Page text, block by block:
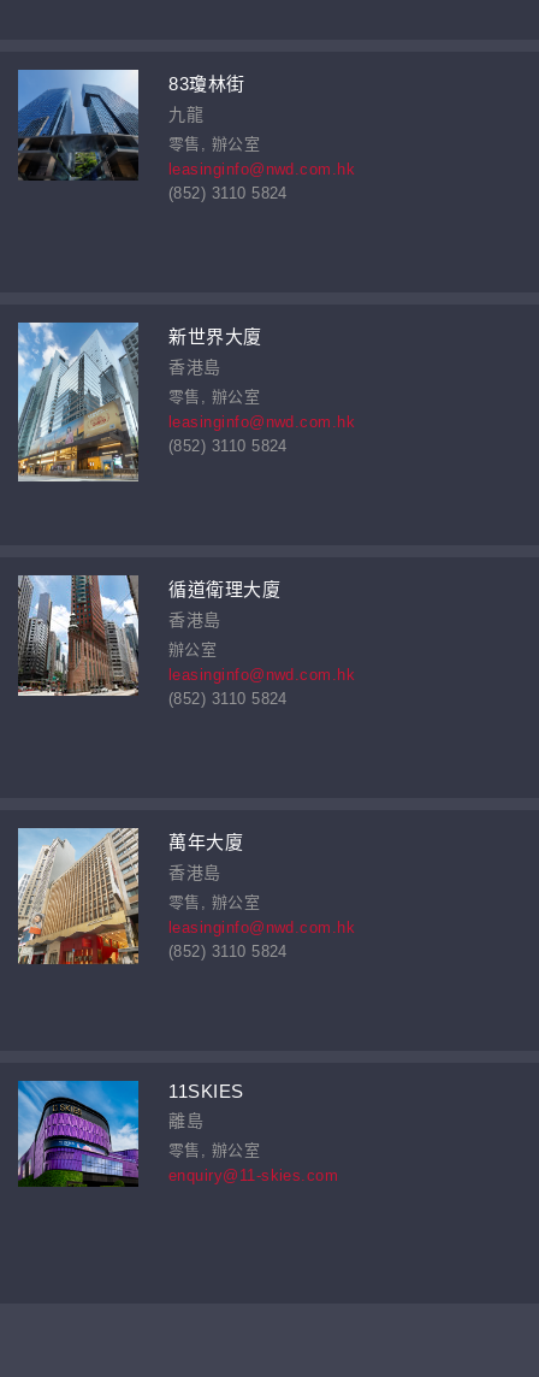
83瓊林街
九龍
零售, 辦公室
leasinginfo@nwd.com.hk
(852) 3110 5824
新世界大廈
香港島
零售, 辦公室
leasinginfo@nwd.com.hk
(852) 3110 5824
循道衛理大廈
香港島
辦公室
leasinginfo@nwd.com.hk
(852) 3110 5824
萬年大廈
香港島
零售, 辦公室
leasinginfo@nwd.com.hk
(852) 3110 5824
11SKIES
離島
零售, 辦公室
enquiry@11-skies.com